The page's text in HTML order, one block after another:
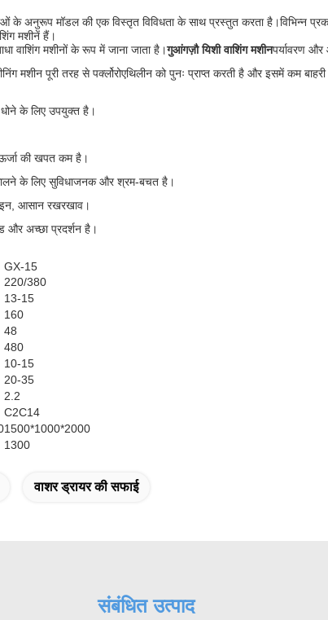
के अनुरूप मॉडल की एक विस्तृत विविधता के साथ प्रस्तुत करता है।विभिन्न
मशीनें हैं।
वाशिंग मशीनों के रूप में जाना जाता है।गुआंगज़ौ यिशी वाशिंग मशीनपर्यावरण
मशीन पूरी तरह से पर्क्लोरोएथिलीन को पुनः प्राप्त करती है और इसमें कम
के लिए उपयुक्त है।
की खपत कम है।
के लिए सुविधाजनक और श्रम-बचत है।
आसान रखरखाव।
और अच्छा प्रदर्शन है।
GX-15
220/380
13-15
160
48
480
10-15
20-35
2.2
C2C14
1500*1000*2000
1300
वाशर ड्रायर की सफाई
संबंधित उत्पाद